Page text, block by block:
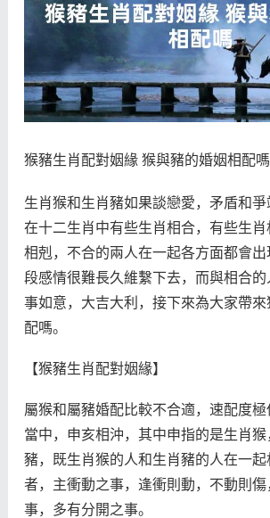
算命
八字命理 八字合婚
猴豬生肖配對姻緣 猴與豬的婚姻相配嗎
生肖猴和生肖豬如果談戀愛，矛盾和爭
在十二生肖中有些生肖相合，有些生肖
相剋，不合的兩人在一起各方面都會
段感情很難長久維繫下去，而與相合
事如意，大吉大利，接下來為大家帶來
配嗎。
【猴豬生肖配對姻緣】
屬猴和屬豬婚配比較不合適，速配度
當中，申亥相沖，其中申指的是生肖
豬，既生肖猴的人和生肖豬的人在一
者，主衝動之事，逢衝則動，不動則傷
事，多有分開之事。